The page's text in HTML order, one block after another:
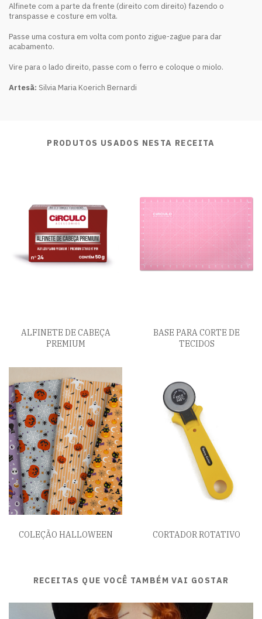
Alfinete com a parte da frente (direito com direito) fazendo o
transpasse e costure em volta.
Passe uma costura em volta com ponto zigue-zague para dar
acabamento.
Vire para o lado direito, passe com o ferro e coloque o miolo.
Artesã: Silvia Maria Koerich Bernardi
PRODUTOS USADOS NESTA RECEITA
ALFINETE DE CABEÇA
PREMIUM
BASE PARA CORTE DE
TECIDOS
COLEÇÃO HALLOWEEN CORTADOR ROTATIVO
RECEITAS QUE VOCÊ TAMBÉM VAI GOSTAR